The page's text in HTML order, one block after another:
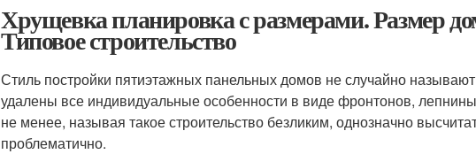
Хрущевка планировка с размерами. Размер
Типовое строительство
Стиль постройки пятиэтажных панельных домов не случайно
удалены все индивидуальные особенности в виде фронтонов,
не менее, называя такое строительство безликим, однозначно
проблематично.